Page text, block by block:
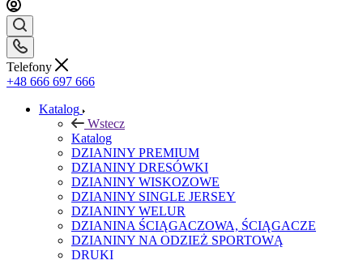
Telefony
+48 666 697 666
Katalog
Wstecz
Katalog
DZIANINY PREMIUM
DZIANINY DRESÓWKI
DZIANINY WISKOZOWE
DZIANINY SINGLE JERSEY
DZIANINY WELUR
DZIANINA ŚCIĄGACZOWA, ŚCIĄGACZE
DZIANINY NA ODZIEŻ SPORTOWĄ
DRUKI